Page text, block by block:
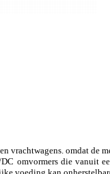
vrachtwagens. omdat de
omvormers die vanuit